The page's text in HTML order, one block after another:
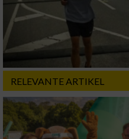
RELEVANTE ARTIKEL